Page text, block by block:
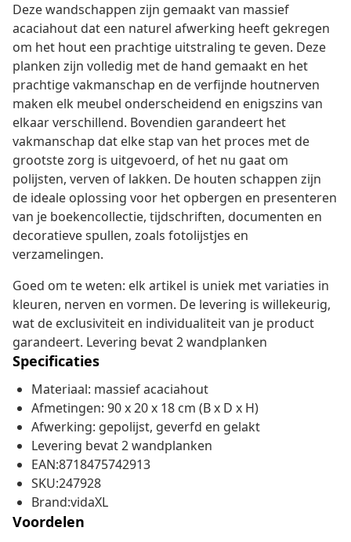
Deze wandschappen zijn gemaakt van massief
acaciahout dat een naturel afwerking heeft gekregen
om het hout een prachtige uitstraling te geven. Deze
planken zijn volledig met de hand gemaakt en het
prachtige vakmanschap en de verfijnde houtnerven
maken elk meubel onderscheidend en enigszins van
elkaar verschillend. Bovendien garandeert het
vakmanschap dat elke stap van het proces met de
grootste zorg is uitgevoerd, of het nu gaat om
polijsten, verven of lakken. De houten schappen zijn
de ideale oplossing voor het opbergen en presenteren
van je boekencollectie, tijdschriften, documenten en
decoratieve spullen, zoals fotolijstjes en
verzamelingen.
Goed om te weten: elk artikel is uniek met variaties in
kleuren, nerven en vormen. De levering is willekeurig,
wat de exclusiviteit en individualiteit van je product
garandeert. Levering bevat 2 wandplanken
Specificaties
Materiaal: massief acaciahout
Afmetingen: 90 x 20 x 18 cm (B x D x H)
Afwerking: gepolijst, geverfd en gelakt
Levering bevat 2 wandplanken
EAN:8718475742913
SKU:247928
Brand:vidaXL
Voordelen